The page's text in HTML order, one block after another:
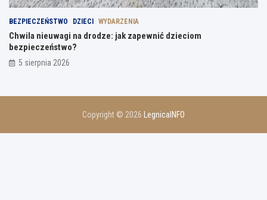
BEZPIECZEŃSTWO DZIECI WYDARZENIA
Chwila nieuwagi na drodze: jak zapewnić dzieciom
bezpieczeństwo?
5 sierpnia 2026
Copyright © 2026 LegnicaINFO